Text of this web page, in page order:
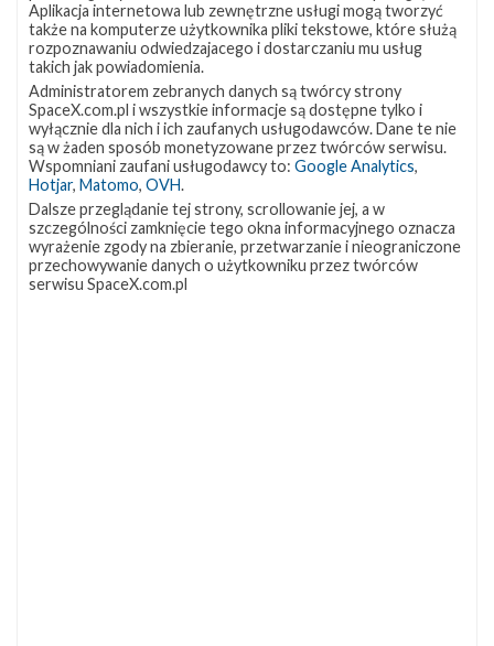
OSTATNIO POPULARNE
NAJPOPULARNIEJSZE TEMATY
Falcon 9 1046 Starlink 561 SLC-40 521
OCISLY 337 LC-39A 292 SLC-4E 284
NASA Lądowanie JRTI 214
ASOG Dragon 2 145 Osłony ładunku
Starship 107 Landing Zone 1
Aplikacja internetowa lub zewnętrzne usługi mogą tworzyć
także na komputerze użytkownika pliki tekstowe, które służą
rozpoznawaniu odwiedzajacego i dostarczaniu mu usług
takich jak powiadomienia.
Administratorem zebranych danych są twórcy strony
SpaceX.com.pl i wszystkie informacje są dostępne tylko i
wyłącznie dla nich i ich zaufanych usługodawców. Dane te nie
są w żaden sposób monetyzowane przez twórców serwisu.
Wspomniani zaufani usługodawcy to: Google Analytics,
Hotjar, Matomo, OVH.
Dalsze przeglądanie tej strony, scrollowanie jej, a w
szczególności zamknięcie tego okna informacyjnego oznacza
wyrażenie zgody na zbieranie, przetwarzanie i nieograniczone
przechowywanie danych o użytkowniku przez twórców
serwisu SpaceX.com.pl